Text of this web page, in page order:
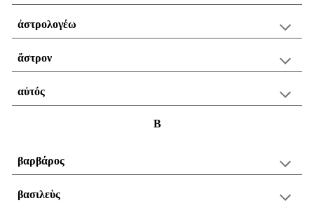
ἀστρολογέω
ἄστρον
αὐτός
Β
βαρβάρος
βασιλεὺς